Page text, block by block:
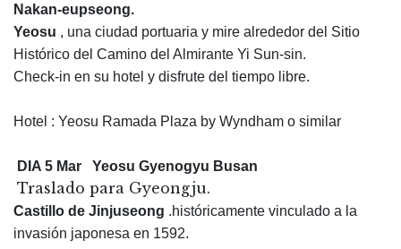
Nakan-eupseong.
Yeosu , una ciudad portuaria y mire alrededor del Sitio
Histórico del Camino del Almirante Yi Sun-sin.
Check-in en su hotel y disfrute del tiempo libre.
Hotel : Yeosu Ramada Plaza by Wyndham o similar
DIA 5 Mar Yeosu Gyenogyu Busan
Traslado para Gyeongju.
Castillo de Jinjuseong .históricamente vinculado a la
invasión japonesa en 1592.